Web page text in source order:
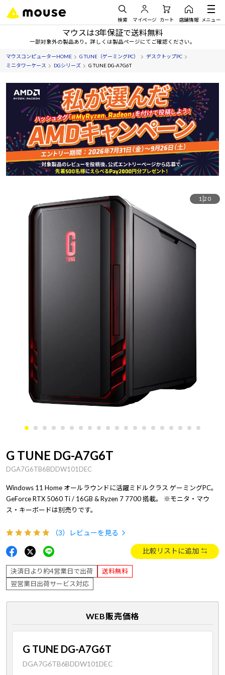
検索 マイページ カート 店舗情報 メニュー
マウスは3年保証で送料無料
一部対象外の製品あり。詳しくは製品ページにてご確認ください。
マウスコンピューターHOME G TUNE（ゲーミングPC）
デスクトップPC
ミニタワーケース
DGシリーズ G TUNE DG-A7G6T
1 20
G TUNE DG-A7G6T
DGA7G6TB6BDDW101DEC
Windows 11 Home オールラウンドに活躍ミドルクラス ゲーミングPC。
GeForce RTX 5060 Ti / 16GB & Ryzen 7 7700 搭載。 ※モニタ・マウ
ス・キーボードは別売りです。
（3） レビューを見る
比較リストに追加
決済日より約4営業日で出荷
送料無料
翌営業日出荷サービス対応
WEB販売価格
G TUNE DG-A7G6T
DGA7G6TB6BDDW101DEC